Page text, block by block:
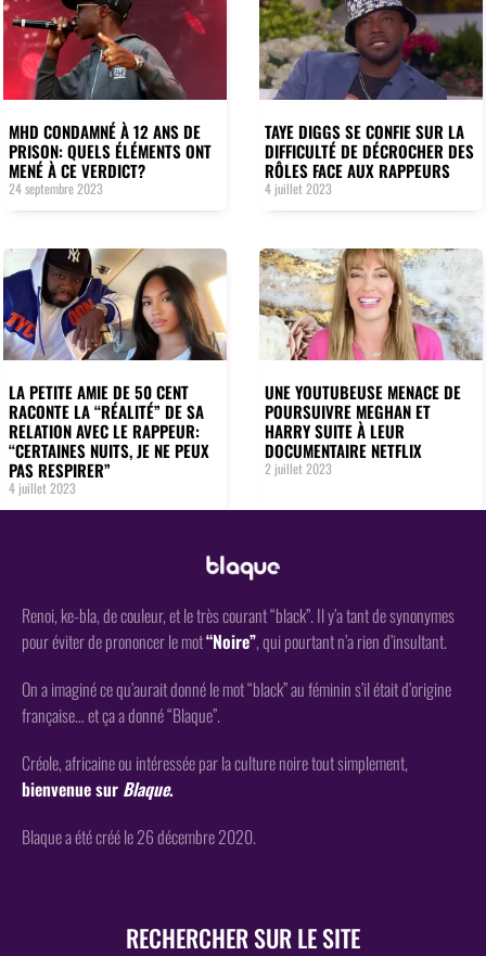
MHD CONDAMNÉ À 12 ANS DE
PRISON: QUELS ÉLÉMENTS ONT
MENÉ À CE VERDICT?
24 septembre 2023
TAYE DIGGS SE CONFIE SUR LA
DIFFICULTÉ DE DÉCROCHER DES
RÔLES FACE AUX RAPPEURS
4 juillet 2023
LA PETITE AMIE DE 50 CENT
RACONTE LA “RÉALITÉ” DE SA
RELATION AVEC LE RAPPEUR:
“CERTAINES NUITS, JE NE PEUX
PAS RESPIRER”
4 juillet 2023
UNE YOUTUBEUSE MENACE DE
POURSUIVRE MEGHAN ET
HARRY SUITE À LEUR
DOCUMENTAIRE NETFLIX
2 juillet 2023
Renoi, ke-bla, de couleur, et le très courant “black”. Il y’a tant de synonymes
pour éviter de prononcer le mot“Noire”, qui pourtant n’a rien d’insultant.
On a imaginé ce qu’aurait donné le mot “black” au féminin s’il était d’origine
française… et ça a donné “Blaque”.
Créole, africaine ou intéressée par la culture noire tout simplement,
bienvenue sur Blaque.
Blaque a été créé le 26 décembre 2020.
RECHERCHER SUR LE SITE